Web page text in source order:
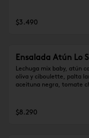
$3.490
Ensalada Atún Lo
Lechuga mix baby, atún
oliva y ciboulette, palta
aceituna negra, tomate
$8.290